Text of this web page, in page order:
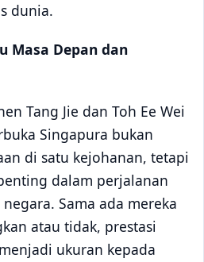
dunia.
Masa Depan dan
Tang Jie dan Toh Ee Wei
Singapura bukan
di satu kejohanan, tetapi
dalam perjalanan
Sama ada mereka
atau tidak, prestasi
ukuran kepada